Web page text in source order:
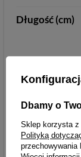
Długość (cm)
Szerokość
Podszewka
Wzór
Dbamy o
Sklep korzysta z
Polityką
przechowywania